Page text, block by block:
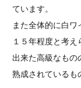
ています。
また全体的に白
１５年程度と考え
出来た高級なもの
熟成されているも